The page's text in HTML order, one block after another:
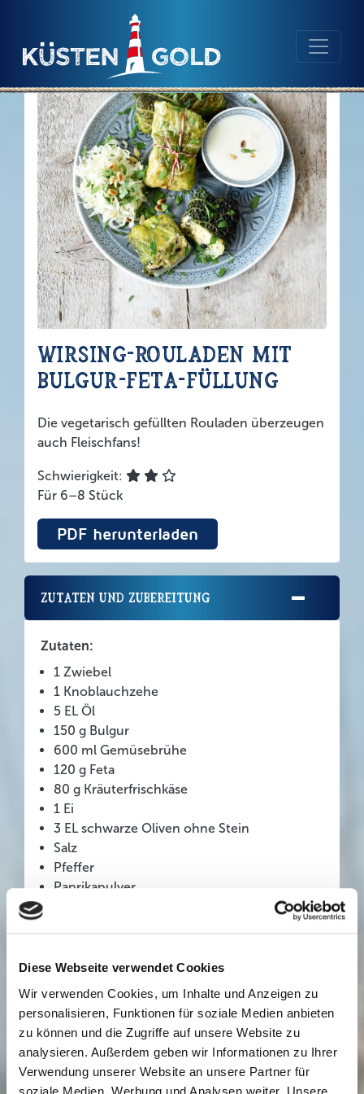
Diese Webseite verwendet Cookies
Wir verwenden Cookies, um Inhalte und Anzeigen zu
personalisieren, Funktionen für soziale Medien anbieten
zu können und die Zugriffe auf unsere Website zu
analysieren. Außerdem geben wir Informationen zu Ihrer
Verwendung unserer Website an unsere Partner für
soziale Medien, Werbung und Analysen weiter. Unsere
Inhalt
Wirsing-Rouladen mit
Bulgur-Feta-Füllung
Die vegetarisch gefüllten Rouladen überzeugen
auch Fleischfans!
Schwierigkeit:
Für 6–8 Stück
PDF herunterladen
Zutaten und Zubereitung
Zutaten:
1 Zwiebel
1 Knoblauchzehe
5 EL Öl
150 g Bulgur
600 ml Gemüsebrühe
120 g Feta
80 g Kräuterfrischkäse
1 Ei
3 EL schwarze Oliven ohne Stein
Salz
Pfeffer
Paprikapulver
2 Pack. (à 400 g) Küstengold Weißkrautsalat
4 EL gehackte glatte Petersilie
Küchengarn
Zubereitung:
Zwiebel und Knoblauch schälen, würfeln, in 2